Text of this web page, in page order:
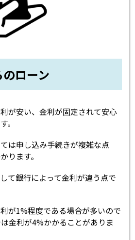
ローン
が安い、金利が固定されて安心
。
は申し込み手続きが複雑な点
ります。
て銀行によって金利が違う点で
が1%程度である場合が多いので
金利が4%かかることがありま